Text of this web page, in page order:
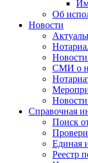
Об
Новости
СМИ о
Справочная
Поиск
Единая
Реестр